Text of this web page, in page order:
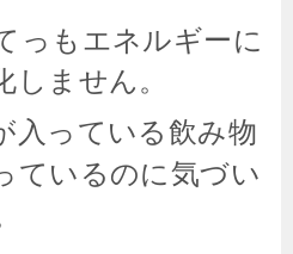
っもエネルギーに
しません。
入っている飲み物
ているのに気づい